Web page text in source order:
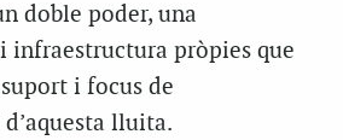
doble poder, una
pròpies que
i focus de
lluita.